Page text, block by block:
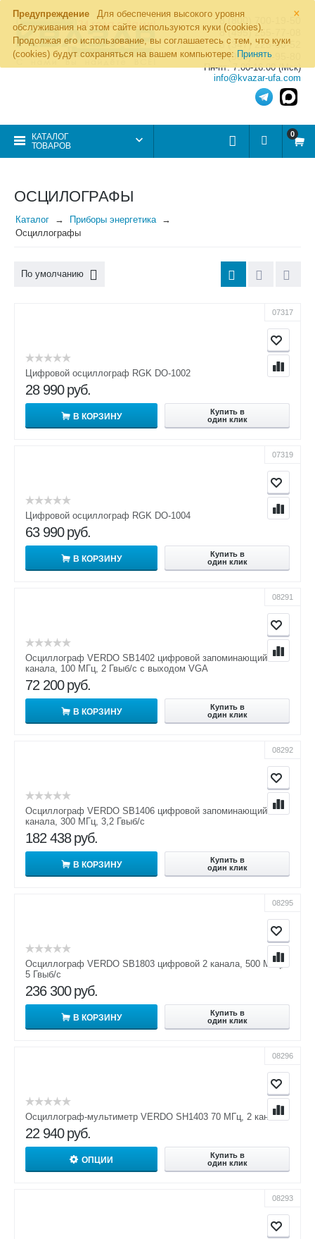
×
Предупреждение
Для обеспечения высокого уровня
обслуживания на этом сайте используются куки (cookies).
Продолжая его использование, вы соглашаетесь с тем, что куки
(cookies) будут сохраняться на вашем компьютере: Принять
8 (800) 700-19-50
8 (495) 255-77-08
8 (347) 225-00-52
8 (986) 963-95-80
Пн-пт: 7.00-16.00 (Мск)
info@kvazar-ufa.com
КАТАЛОГ
ТОВАРОВ
0
ОСЦИЛОГРАФЫ
Каталог
Приборы энергетика
Осциллографы
По умолчанию
07317
Цифровой осциллограф RGK DO-1002
28 990 руб.
В КОРЗИНУ
Купить в
один клик
07319
Цифровой осциллограф RGK DO-1004
63 990 руб.
В КОРЗИНУ
Купить в
один клик
08291
Осциллограф VERDO SB1402 цифровой запоминающий 2
канала, 100 МГц, 2 Гвыб/с с выходом VGA
72 200 руб.
В КОРЗИНУ
Купить в
один клик
08292
Осциллограф VERDO SB1406 цифровой запоминающий 2
канала, 300 МГц, 3,2 Гвыб/с
182 438 руб.
В КОРЗИНУ
Купить в
один клик
08295
Осциллограф VERDO SB1803 цифровой 2 канала, 500 МГц,
5 Гвыб/с
236 300 руб.
В КОРЗИНУ
Купить в
один клик
08296
Осциллограф-мультиметр VERDO SH1403 70 МГц, 2 канала
22 940 руб.
ОПЦИИ
Купить в
один клик
08293